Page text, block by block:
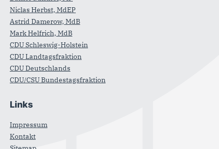
Niclas Herbst, MdEP
Astrid Damerow, MdB
Mark Helfrich, MdB
CDU Schleswig-Holstein
CDU Landtagsfraktion
CDU Deutschlands
CDU/CSU Bundestagsfraktion
Links
Impressum
Kontakt